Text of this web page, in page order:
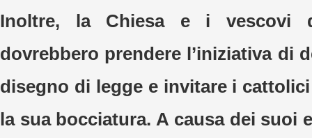
Inoltre, la Chiesa e i vescovi
dovrebbero prendere l’iniziativa di
disegno di legge e invitare i
la sua bocciatura. A causa dei suoi